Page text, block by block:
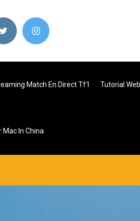
Match En Direct Tf1 Tutorial
Mac In China